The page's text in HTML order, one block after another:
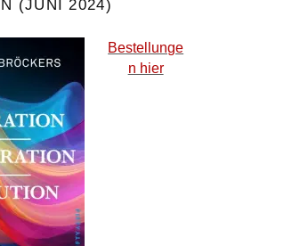
(JUNI 2024)
Bestellunge
n hier